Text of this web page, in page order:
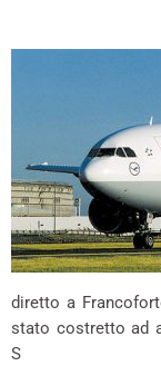
diretto a
stato costretto ad
S